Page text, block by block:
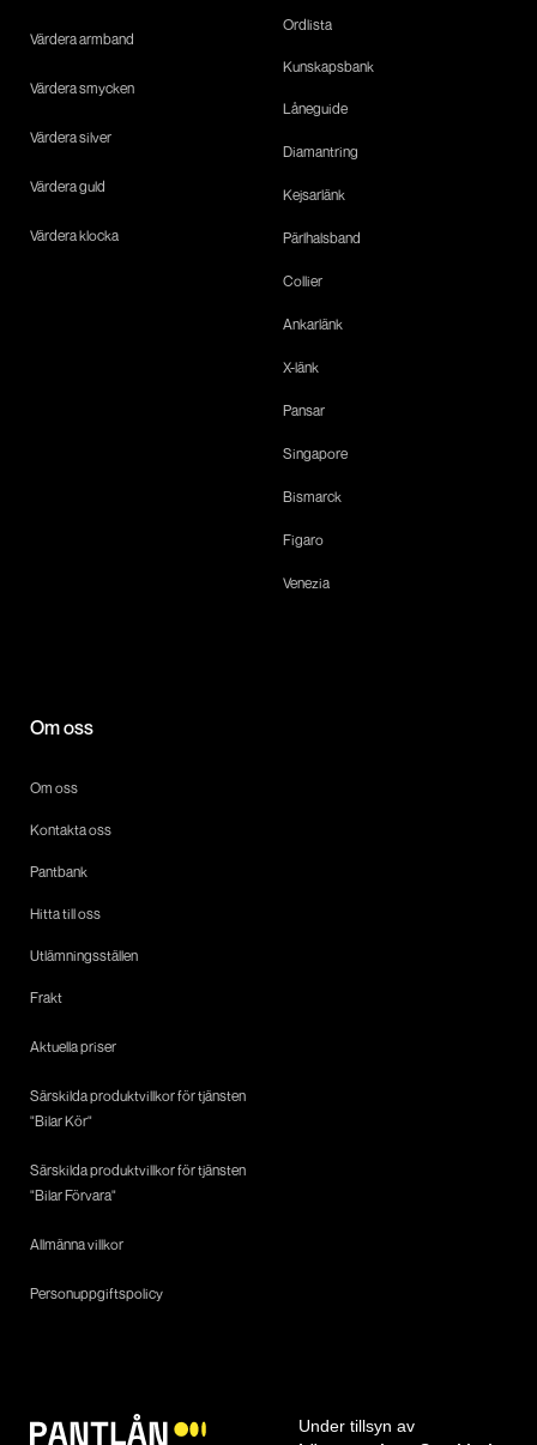
Värdera armband
Värdera smycken
Värdera silver
Värdera guld
Värdera klocka
Ordlista
Kunskapsbank
Låneguide
Diamantring
Kejsarlänk
Pärlhalsband
Collier
Ankarlänk
X-länk
Pansar
Singapore
Bismarck
Figaro
Venezia
Om oss
Om oss
Kontakta oss
Pantbank
Hitta till oss
Utlämningsställen
Frakt
Aktuella priser
Särskilda produktvillkor för tjänsten
"Bilar Kör"
Särskilda produktvillkor för tjänsten
"Bilar Förvara"
Allmänna villkor
Personuppgiftspolicy
Under tillsyn av